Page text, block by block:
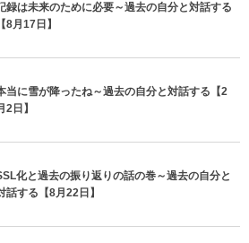
録は未来のために必要～過去の自分と対話する
【8月17日】
当に雪が降ったね～過去の自分と対話する【2
2日】
化と過去の振り返りの話の巻～過去の自分と
話する【8月22日】